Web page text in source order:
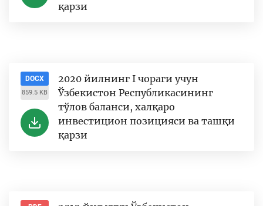
қарзи
DOCX
859.5 KB
2020 йилнинг I чораги учун
Ўзбекистон Республикасининг
тўлов баланси, халқаро
инвестицион позицияси ва ташқи
қарзи